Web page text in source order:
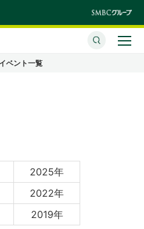
イベント一覧
2025年
2022年
2019年